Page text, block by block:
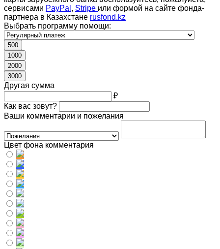
сервисами PayPal , Stripe или формой на сайте фонда-
партнера в Казахстане rusfond.kz
Выбрать программу помощи:
500
1000
2000
3000
Другая сумма
₽
Как вас зовут?
Ваши комментарии и пожелания
Цвет фона комментария